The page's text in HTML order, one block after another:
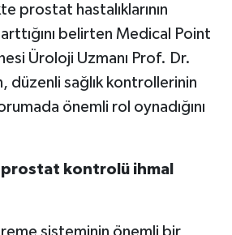
prostat hastalıklarının
arttığını belirten Medical Point
Üroloji Uzmanı Prof. Dr.
düzenli sağlık kontrollerinin
önemli rol oynadığını
prostat kontrolü ihmal
sisteminin önemli bir